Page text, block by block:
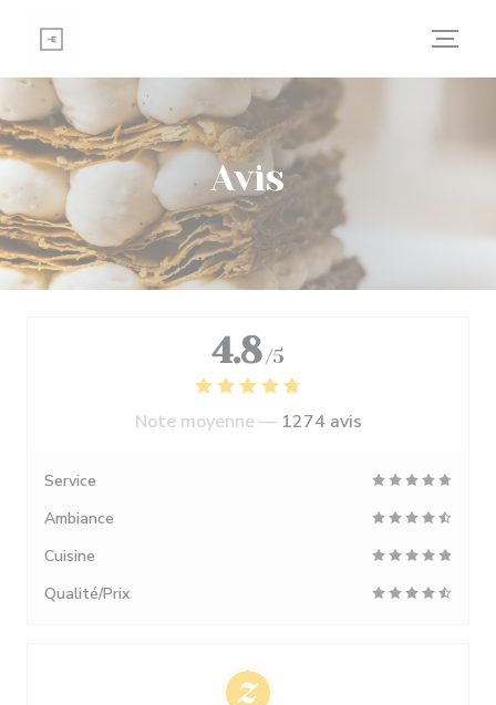
Avis
4.8 /5
Note moyenne — 1274 avis
Service
Ambiance
Cuisine
Qualité/Prix